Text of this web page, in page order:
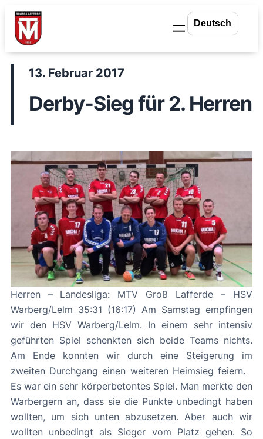
Zum
Inhalt
springen
13. Februar 2017
Derby-Sieg für 2. Herren
Herren – Landesliga: MTV Groß Lafferde – HSV
Warberg/Lelm 35:31 (16:17) Am Samstag empfingen
wir den HSV Warberg/Lelm. In einem sehr intensiv
geführten Spiel schenkten sich beide Teams nichts.
Am Ende konnten wir durch eine Steigerung im
zweiten Durchgang einen weiteren Heimsieg feiern.
Es war ein sehr körperbetontes Spiel. Man merkte den
Warbergern an, dass sie die Punkte unbedingt haben
wollten, um sich unten abzusetzen. Aber auch wir
wollten unbedingt als Sieger vom Platz gehen. So